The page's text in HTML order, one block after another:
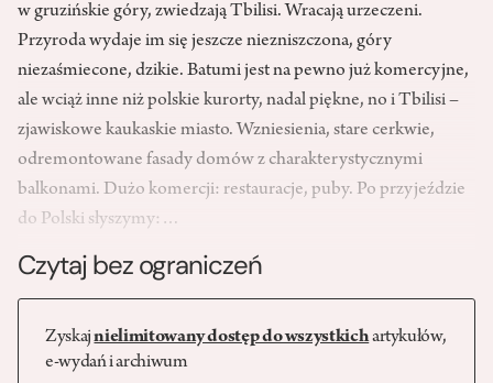
w gruzińskie góry, zwiedzają Tbilisi. Wracają urzeczeni.
Przyroda wydaje im się jeszcze niezniszczona, góry
niezaśmiecone, dzikie. Batumi jest na pewno już komercyjne,
ale wciąż inne niż polskie kurorty, nadal piękne, no i Tbilisi –
zjawiskowe kaukaskie miasto. Wzniesienia, stare cerkwie,
odremontowane fasady domów z charakterystycznymi
balkonami. Dużo komercji: restauracje, puby. Po przyjeździe
do Polski słyszymy:…
Czytaj bez ograniczeń
Zyskajnielimitowany dostęp do wszystkichartykułów,
e-wydań i archiwum